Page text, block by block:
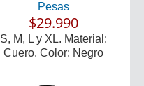
Pesas
$29.990
S, M, L y XL. Material:
Cuero. Color: Negro